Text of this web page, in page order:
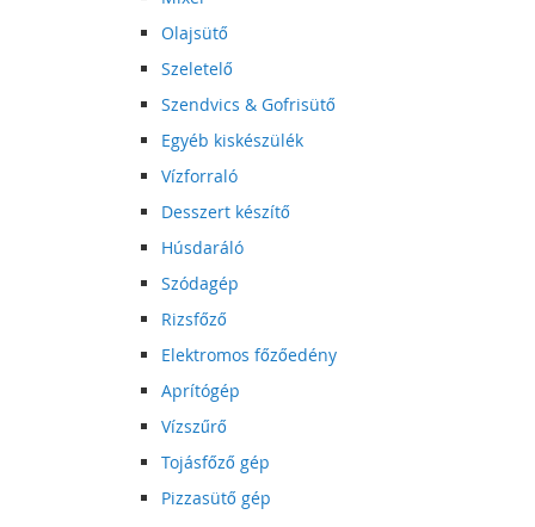
Olajsütő
Szeletelő
Szendvics & Gofrisütő
Egyéb kiskészülék
Vízforraló
Desszert készítő
Húsdaráló
Szódagép
Rizsfőző
Elektromos főzőedény
Aprítógép
Vízszűrő
Tojásfőző gép
Pizzasütő gép